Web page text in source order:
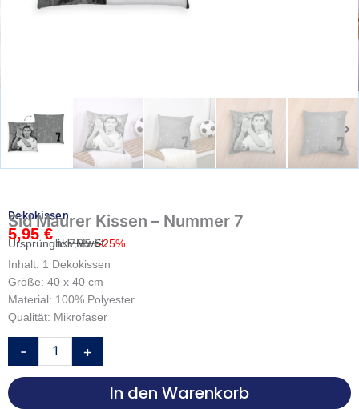
Dekokissen
Sid Maurer Kissen – Nummer 7
5,95 €inkl. MwSt.
Ursprünglich:7,95€Ursprünglicher
Preis
7,95 €
Aktueller
Preis
5,95 €.
-25%
Inhalt: 1 Dekokissen
Größe: 40 x 40 cm
Material: 100% Polyester
Qualität: Mikrofaser
-
Maurer
Kissen
-
+
In den Warenkorb